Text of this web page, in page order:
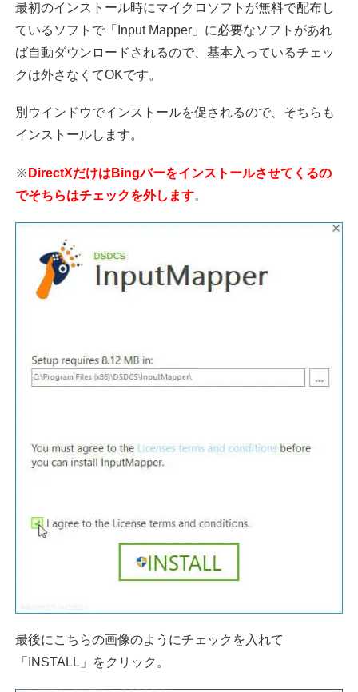
最初のインストール時にマイクロソフトが無料で配布し
ているソフトで「Input Mapper」に必要なソフトがあれ
ば自動ダウンロードされるので、基本入っているチェッ
クは外さなくてOKです。
別ウインドウでインストールを促されるので、そちらも
インストールします。
※ DirectXだけはBingバーをインストールさせてくるの
でそちらはチェックを外します。
最後にこちらの画像のようにチェックを入れて
「INSTALL」をクリック。